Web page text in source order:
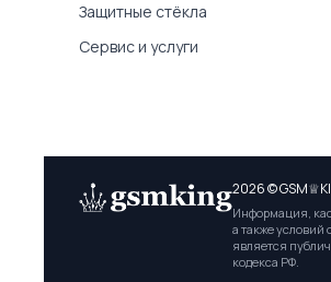
Защитные стёкла
Сервис и услуги
2026 ©
Информация,
а также
является
кодекса РФ.